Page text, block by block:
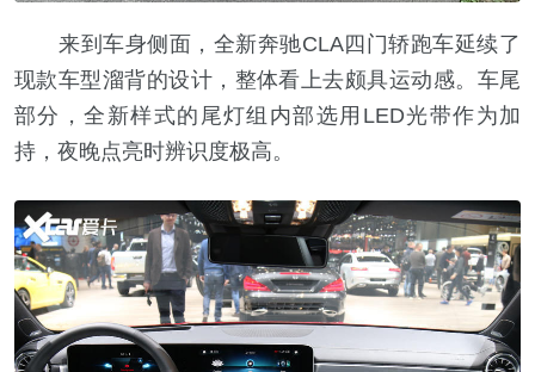
来到车身侧面，全新奔驰CLA四门轿跑车延续了
现款车型溜背的设计，整体看上去颇具运动感。车尾
部分，全新样式的尾灯组内部选用LED光带作为加
持，夜晚点亮时辨识度极高。